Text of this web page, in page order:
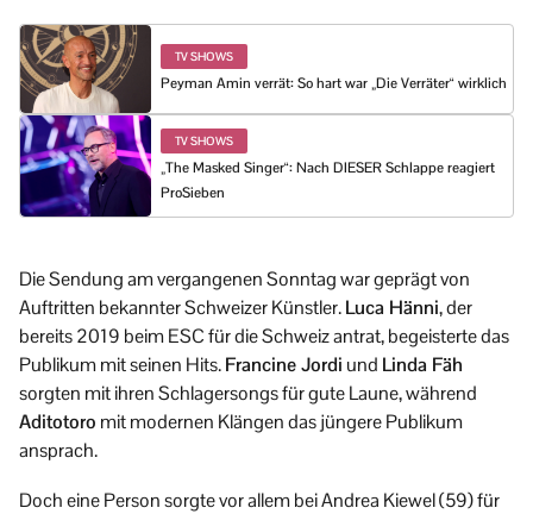
TV SHOWS
Peyman Amin verrät: So hart war „Die Verräter“ wirklich
TV SHOWS
„The Masked Singer“: Nach DIESER Schlappe reagiert
ProSieben
Die Sendung am vergangenen Sonntag war geprägt von
Auftritten bekannter Schweizer Künstler.Luca Hänni, der
bereits 2019 beim ESC für die Schweiz antrat, begeisterte das
Publikum mit seinen Hits.Francine Jordi und Linda Fäh
sorgten mit ihren Schlagersongs für gute Laune, während
Aditotoro mit modernen Klängen das jüngere Publikum
ansprach.
Doch eine Person sorgte vor allem bei Andrea Kiewel (59) für